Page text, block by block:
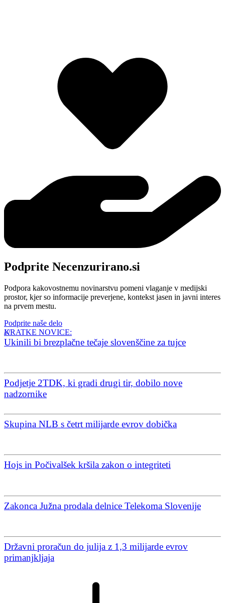
Podprite Necenzurirano.si
Podpora kakovostnemu novinarstvu pomeni vlaganje v medijski
prostor, kjer so informacije preverjene, kontekst jasen in javni interes
na prvem mestu.
Podprite naše delo
KRATKE NOVICE:
Ukinili bi brezplačne tečaje slovenščine za tujce
Podjetje 2TDK, ki gradi drugi tir, dobilo nove
nadzornike
Skupina NLB s četrt milijarde evrov dobička
Hojs in Počivalšek kršila zakon o integriteti
Zakonca Južna prodala delnice Telekoma Slovenije
Državni proračun do julija z 1,3 milijarde evrov
primanjkljaja